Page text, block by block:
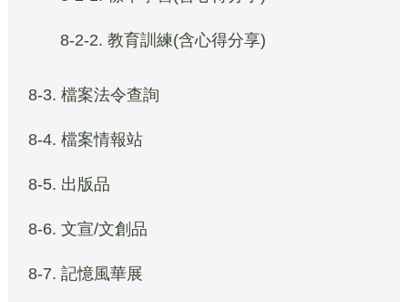
8-2-2. 教育訓練(含心得分享)
8-3. 檔案法令查詢
8-4. 檔案情報站
8-5. 出版品
8-6. 文宣/文創品
8-7. 記憶風華展